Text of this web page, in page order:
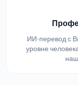
ИИ-перевод с
уровне